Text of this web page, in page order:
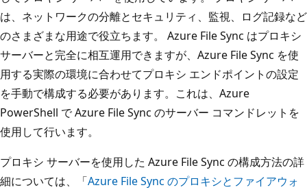
は、ネットワークの分離とセキュリティ、監視、ログ記録など
のさまざまな用途で役立ちます。 Azure File Sync はプロキシ
サーバーと完全に相互運用できますが、Azure File Sync を使
用する実際の環境に合わせてプロキシ エンドポイントの設定
を手動で構成する必要があります。これは、Azure
PowerShell で Azure File Sync のサーバー コマンドレットを
使用して行います。
プロキシ サーバーを使用した Azure File Sync の構成方法の詳
細については、「Azure File Sync のプロキシとファイアウォ